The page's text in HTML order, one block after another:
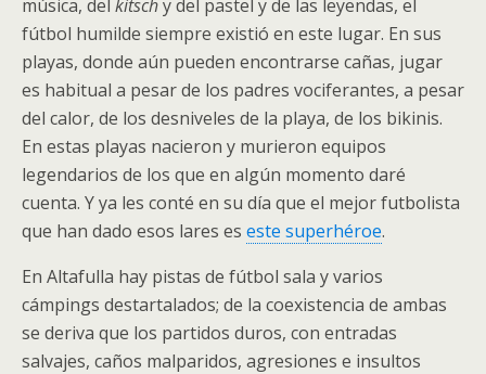
música, del kitschy del pastel y de las leyendas, el
fútbol humilde siempre existió en este lugar. En sus
playas, donde aún pueden encontrarse cañas, jugar
es habitual a pesar de los padres vociferantes, a pesar
del calor, de los desniveles de la playa, de los bikinis.
En estas playas nacieron y murieron equipos
legendarios de los que en algún momento daré
cuenta. Y ya les conté en su día que el mejor futbolista
que han dado esos lares es este superhéroe.
En Altafulla hay pistas de fútbol sala y varios
cámpings destartalados; de la coexistencia de ambas
se deriva que los partidos duros, con entradas
salvajes, caños malparidos, agresiones e insultos